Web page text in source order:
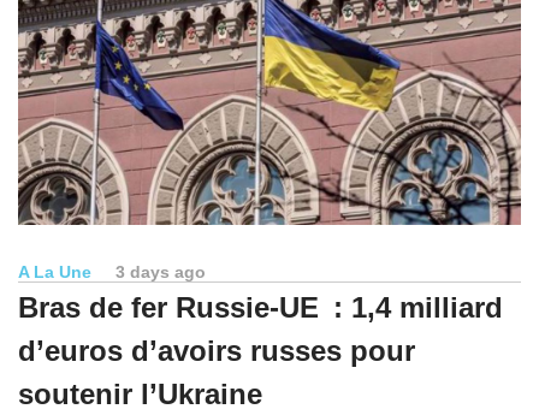
A La Une 3 days ago
Bras de fer Russie-UE : 1,4 milliard
d’euros d’avoirs russes pour
soutenir l’Ukraine